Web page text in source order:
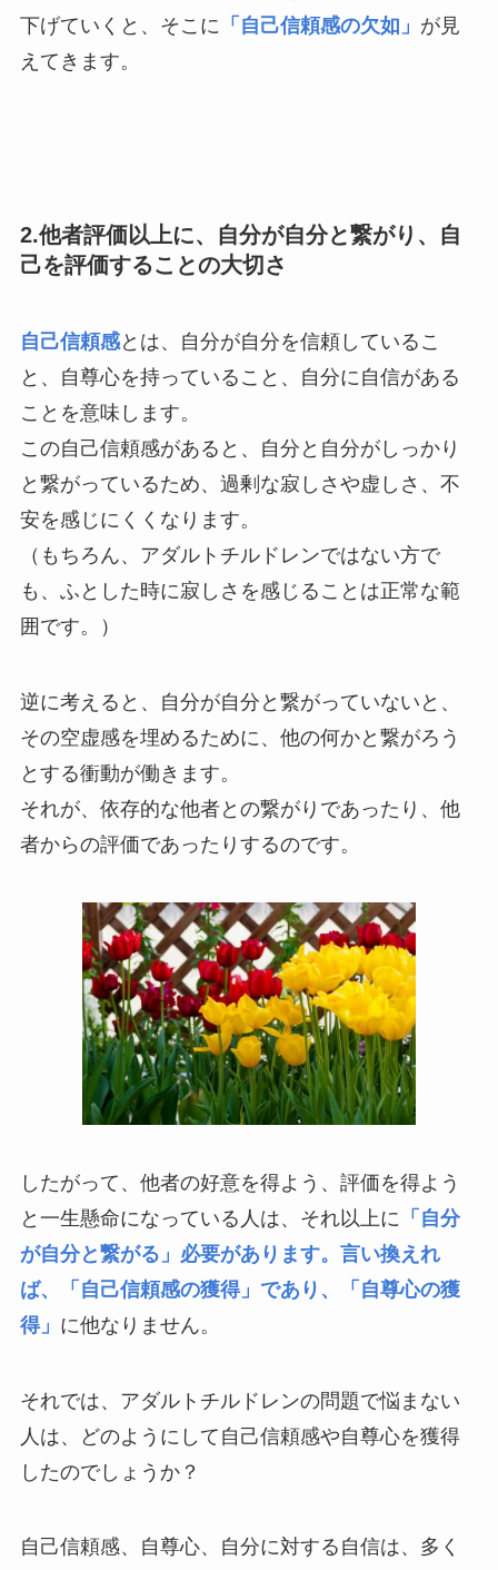
下げていくと、そこに 「自己信頼感の欠如」 が見
えてきます。
2.他者評価以上に、自分が自分と繋がり、自
己を評価することの大切さ
自己信頼感とは、自分が自分を信頼しているこ
と、自尊心を持っていること、自分に自信がある
ことを意味します。
この自己信頼感があると、自分と自分がしっかり
と繋がっているため、過剰な寂しさや虚しさ、不
安を感じにくくなります。
（もちろん、アダルトチルドレンではない方で
も、ふとした時に寂しさを感じることは正常な範
囲です。）
逆に考えると、自分が自分と繋がっていないと、
その空虚感を埋めるために、他の何かと繋がろう
とする衝動が働きます。
それが、依存的な他者との繋がりであったり、他
者からの評価であったりするのです。
したがって、他者の好意を得よう、評価を得よう
と一生懸命になっている人は、それ以上に 「自分
が自分と繋がる」必要があります。言い換えれ
ば、「自己信頼感の獲得」であり、「自尊心の獲
得」 に他なりません。
それでは、アダルトチルドレンの問題で悩まない
人は、どのようにして自己信頼感や自尊心を獲得
したのでしょうか？
自己信頼感、自尊心、自分に対する自信は、多く